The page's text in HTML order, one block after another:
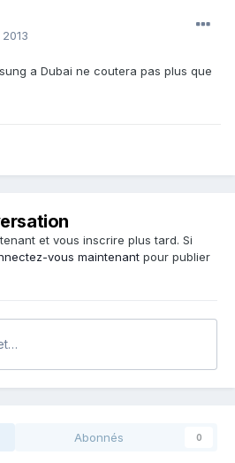
a Dubai ne coutera pas plus que
et vous inscrire plus tard. Si
vous maintenant pour publier
Abonnés 0